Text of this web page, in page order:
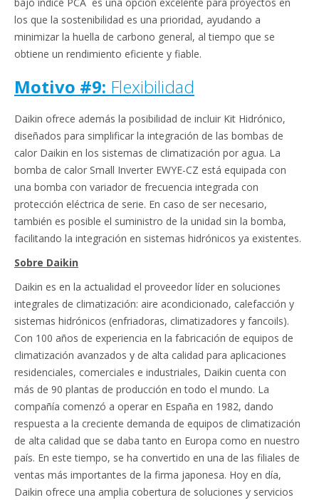
los que la sostenibilidad es una prioridad, ayudando a
minimizar la huella de carbono general, al tiempo que se
obtiene un rendimiento eficiente y fiable.
Motivo #9: Flexibilidad
Daikin ofrece además la posibilidad de incluir Kit Hidrónico,
diseñados para simplificar la integración de las bombas de
calor Daikin en los sistemas de climatización por agua. La
bomba de calor Small Inverter EWYE-CZ está equipada con
una bomba con variador de frecuencia integrada con
protección eléctrica de serie. En caso de ser necesario,
también es posible el suministro de la unidad sin la bomba,
facilitando la integración en sistemas hidrónicos ya existentes.
Sobre Daikin
Daikin es en la actualidad el proveedor líder en soluciones
integrales de climatización: aire acondicionado, calefacción y
sistemas hidrónicos (enfriadoras, climatizadores y fancoils).
Con 100 años de experiencia en la fabricación de equipos de
climatización avanzados y de alta calidad para aplicaciones
residenciales, comerciales e industriales, Daikin cuenta con
más de 90 plantas de producción en todo el mundo. La
compañía comenzó a operar en España en 1982, dando
respuesta a la creciente demanda de equipos de climatización
de alta calidad que se daba tanto en Europa como en nuestro
país. En este tiempo, se ha convertido en una de las filiales de
ventas más importantes de la firma japonesa. Hoy en día,
Daikin ofrece una amplia cobertura de soluciones y servicios